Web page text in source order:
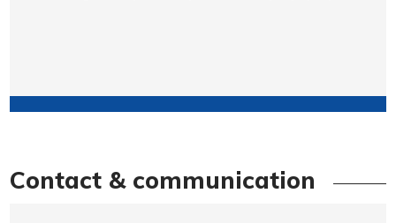
Contact & communication